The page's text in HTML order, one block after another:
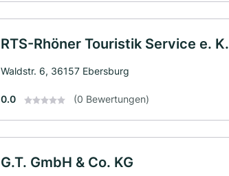
RTS-Rhöner Touristik Service e. K.
Waldstr. 6, 36157 Ebersburg
0.0 (0 Bewertungen)
G.T. GmbH & Co. KG